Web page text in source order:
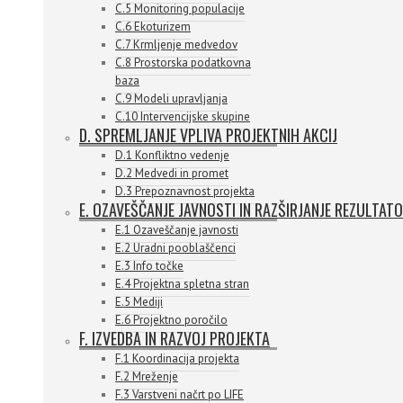
C.5 Monitoring populacije
C.6 Ekoturizem
C.7 Krmljenje medvedov
C.8 Prostorska podatkovna
baza
C.9 Modeli upravljanja
C.10 Intervencijske skupine
D. SPREMLJANJE VPLIVA PROJEKTNIH AKCIJ
D.1 Konfliktno vedenje
D.2 Medvedi in promet
D.3 Prepoznavnost projekta
E. OZAVEŠČANJE JAVNOSTI IN RAZŠIRJANJE
E.1 Ozaveščanje javnosti
E.2 Uradni pooblaščenci
E.3 Info točke
E.4 Projektna spletna stran
E.5 Mediji
E.6 Projektno poročilo
F. IZVEDBA IN RAZVOJ PROJEKTA
F.1 Koordinacija projekta
F.2 Mreženje
F.3 Varstveni načrt po LIFE